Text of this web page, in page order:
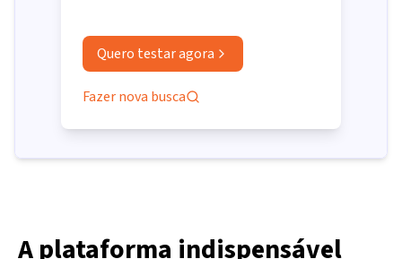
Quero testar agora
Fazer nova busca
A plataforma indispensável